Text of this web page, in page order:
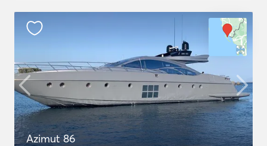
Azimut 86